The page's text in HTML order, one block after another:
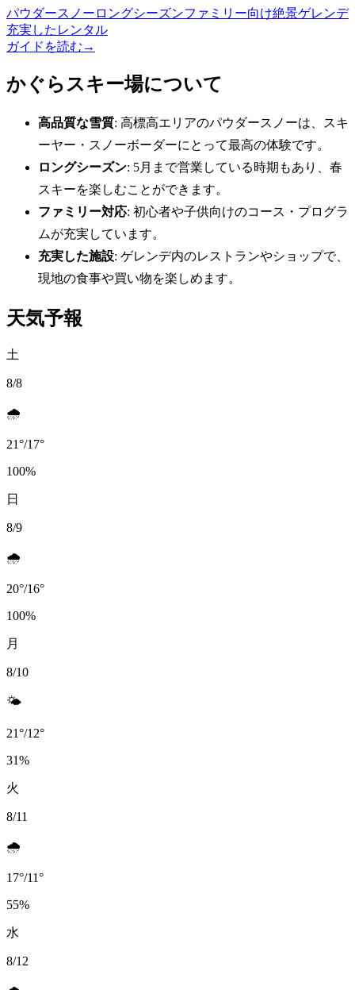
パウダースノー ロングシーズンファミリー向け絶景ゲレンデ
充実したレンタル
ガイドを読む →
かぐらスキー場について
高品質な雪質: 高標高エリアのパウダースノーは、スキ
ーヤー・スノーボーダーにとって最高の体験です。
ロングシーズン: 5月まで営業している時期もあり、春
スキーを楽しむことができます。
ファミリー対応: 初心者や子供向けのコース・プログラ
ムが充実しています。
充実した施設: ゲレンデ内のレストランやショップで、
現地の食事や買い物を楽しめます。
天気予報
土
8/8
🌧️
21°/17°
100%
日
8/9
🌧️
20°/16°
100%
月
8/10
🌤️
21°/12°
31%
火
8/11
🌧️
17°/11°
55%
水
8/12